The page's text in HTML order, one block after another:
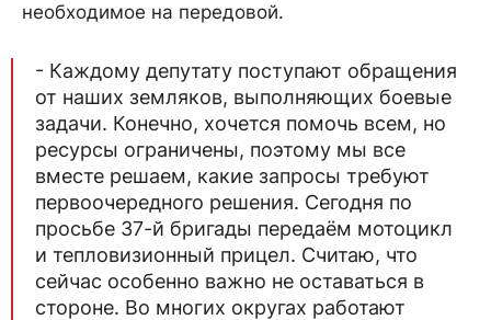
необходимое на передовой.
- Каждому депутату поступают обращения
от наших земляков, выполняющих боевые
задачи. Конечно, хочется помочь всем, но
ресурсы ограничены, поэтому мы все
вместе решаем, какие запросы требуют
первоочередного решения. Сегодня по
просьбе 37-й бригады передаём мотоцикл
и тепловизионный прицел. Считаю, что
сейчас особенно важно не оставаться в
стороне. Во многих округах работают